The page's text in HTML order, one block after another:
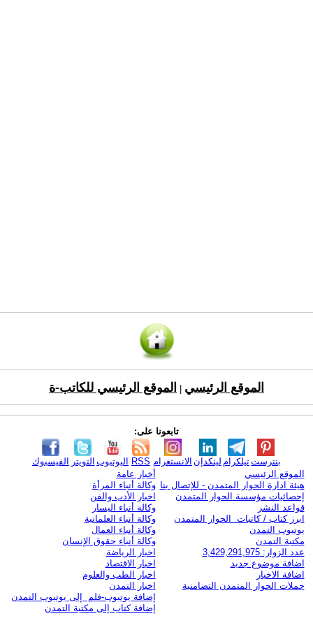
الموقع الرئيسي الموقع الرئيسي للكاتب-ة
تابعونا على:
الفيسبوك التويتر اليوتيوب RSS الانستغرام لينكدإن تيلكرامبنترست
الموقع الرئيسي
هيئة ادارة الحوار المتمدن - للإتصال بنا
إحصائيات مؤسسة الحوار المتمدن
قواعد النشر
ابرز كتاب / كاتبات الحوار المتمدن
يوتيوب التمدن
مكتبة التمدن
عدد الزوار: 3,429,291,975
اضافة موضوع جديد
اضافة الاخبار
حملات الحوار المتمدن التضامنية
أخبار عامة
وكالة أنباء المرأة
اخبار الأدب والفن
وكالة أنباء اليسار
وكالة أنباء العلمانية
وكالة أنباء العمال
وكالة أنباء حقوق الإنسان
اخبار الرياضة
اخبار الاقتصاد
اخبار الطب والعلوم
اخبار التمدن
إضافة يوتيوب-فلم إلى يوتيوب التمدن
إضافة كتاب إلى مكتبة التمدن